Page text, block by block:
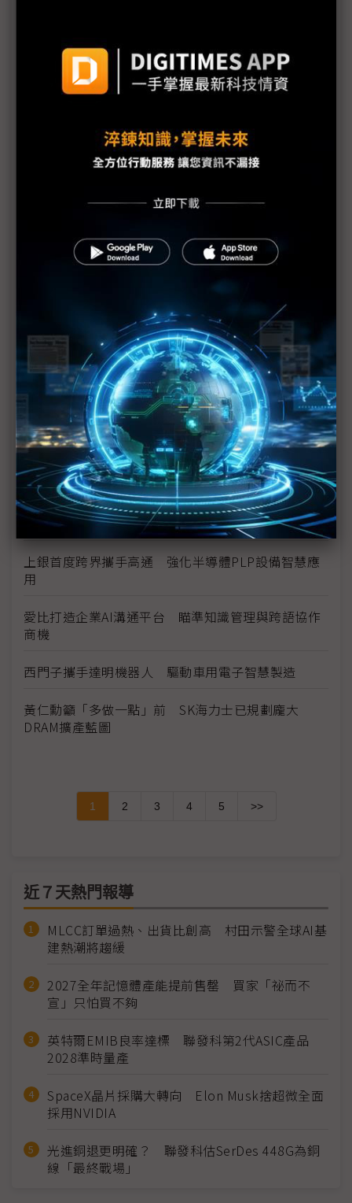
雲端算力外溢地端 IPC卡位邊緣AI與實體AI應用
評析：從電子書翻頁跨入AI與智慧移動 COMPUTEX
《不具名消息》SEP71從追星現場到獨家專訪——史
上最長、體感綿延3週的COMPUTEX幕後採訪紀實
中小企AI普及率僅11.9% 政府盼母雞帶小雞加速落
AI時代「能源供應」與「負載穩定」缺一不可 台達
Marvell押注矽光子 AI資料中心互連迎十年重構
數位分身卡位AI工廠 達梭、雲達攜NVIDIA搶攻工業
級部署
（獨家）晶片產能滿手、銅牆終將倒下？ Marvell
營運長談AI光學互連的下一步
（獨家）NVIDIA AI伺服器架構散熱趨彈性 兩片式均
熱片朝「可拆卸」方向設計
AI熱打破產業疆界 機殼廠晟銘電跨足機櫃與散熱
上銀首度跨界攜手高通 強化半導體PLP設備智慧應
用
愛比打造企業AI溝通平台 瞄準知識管理與跨語協作
商機
西門子攜手達明機器人 驅動車用電子智慧製造
黃仁勳籲「多做一點」前 SK海力士已規劃龐大
DRAM擴產藍圖
1 2 3 4 5 >>
近７天熱門報導
MLCC訂單過熱、出貨比創高 村田示警全球AI基
建熱潮將趨緩
2027全年記憶體產能提前售罄 買家「祕而不
宣」只怕買不夠
英特爾EMIB良率達標 聯發科第2代ASIC產品
2028準時量產
SpaceX晶片採購大轉向 Elon Musk捨超微全面
採用NVIDIA
光進銅退更明確？ 聯發科估SerDes 448G為銅
線「最終戰場」